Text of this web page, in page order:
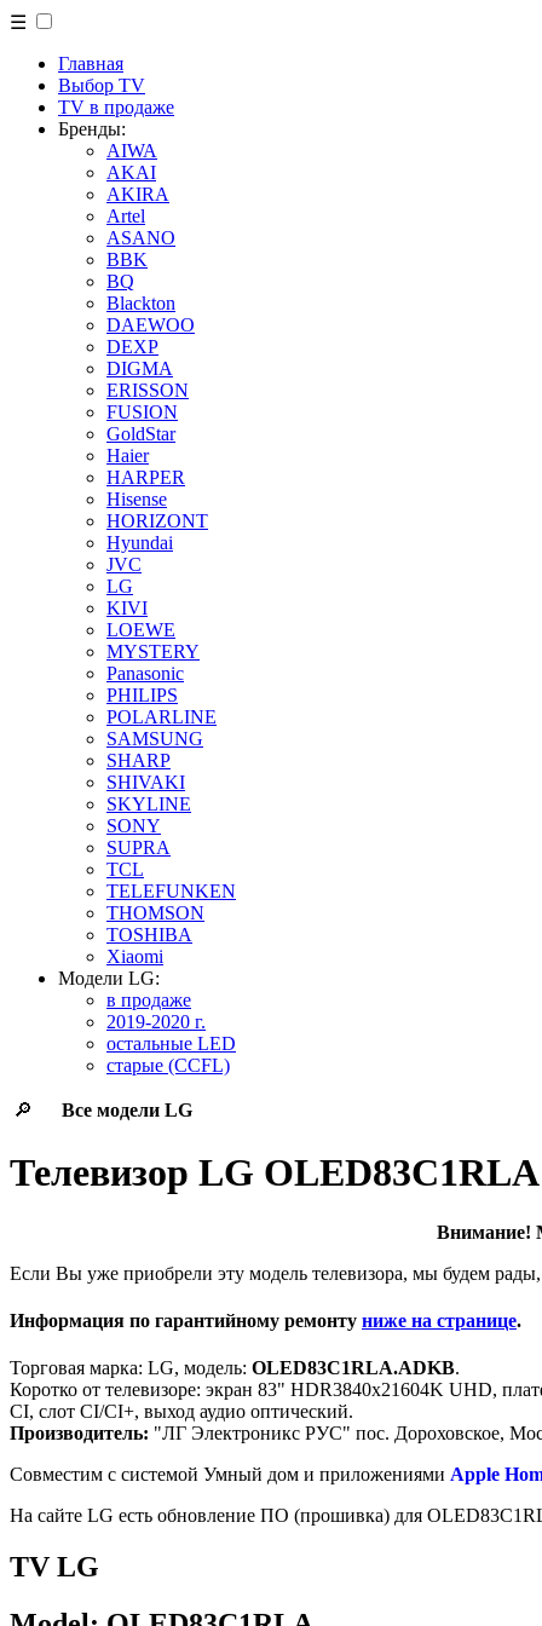
☰
Главная
Выбор TV
TV в продаже
Бренды:
AIWA
AKAI
AKIRA
Artel
ASANO
BBK
BQ
Blackton
DAEWOO
DEXP
DIGMA
ERISSON
FUSION
GoldStar
Haier
HARPER
Hisense
HORIZONT
Hyundai
JVC
LG
KIVI
LOEWE
MYSTERY
Panasonic
PHILIPS
POLARLINE
SAMSUNG
SHARP
SHIVAKI
SKYLINE
SONY
SUPRA
TCL
TELEFUNKEN
THOMSON
TOSHIBA
Xiaomi
Модели LG:
в продаже
2019-2020 г.
остальные LED
старые (CCFL)
🔎 Все модели LG
Телевизор LG OLED83C1RLA
Внимание!
Если Вы уже приобрели эту модель телевизора, мы будем
Информация по гарантийному ремонту ниже на странице.
Торговая марка: LG, модель: OLED83C1RLA.ADKB.
Коротко от телевизоре: экран 83" HDR3840x21604K UHD,
CI, слот CI/CI+, выход аудио оптический.
Производитель: "ЛГ Электроникс РУС" пос. Дороховское,
Cовместим с системой Умный дом и приложениями Apple
На сайте LG есть обновление ПО (прошивка) для
TV LG